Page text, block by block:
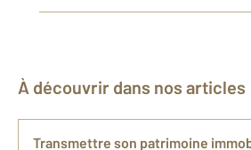
À découvrir dans nos articles
Transmettre son patrimoine